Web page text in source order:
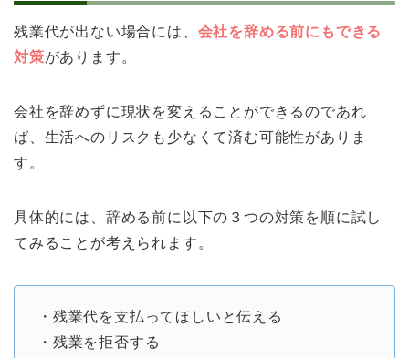
残業代が出ない場合には、 会社を辞める前にもできる
対策があります。
会社を辞めずに現状を変えることができるのであれ
ば、生活へのリスクも少なくて済む可能性がありま
す。
具体的には、辞める前に以下の３つの対策を順に試し
てみることが考えられます。
・残業代を支払ってほしいと伝える
・残業を拒否する